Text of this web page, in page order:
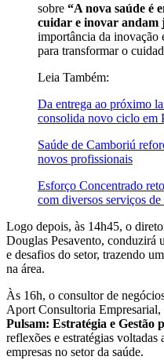
sobre “A nova saúde é
cuidar e inovar andam
importância da inovação
para transformar o
Leia Também:
Da entrega ao próximo
consolida novo ciclo em
Saúde de Camboriú
novos profissionais
Esforço Concentrado
com diversos serviços
Logo depois, às 14h45, o
Douglas Pesavento, conduzirá
e desafios do setor, trazendo
na área.
Às 16h, o consultor de
Aport Consultoria
Pulsam: Estratégia e Gestão
reflexões e estratégias voltadas
empresas no setor da saúde.